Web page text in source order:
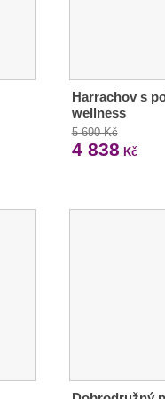
Harrachov s
wellness
5 690 Kč
4 838 Kč